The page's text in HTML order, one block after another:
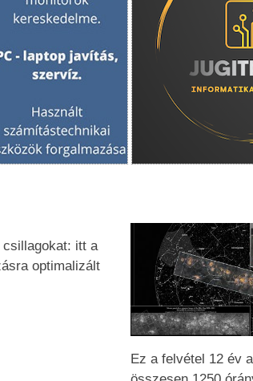
itt a
optimalizált
Ez a felvétel 12 év